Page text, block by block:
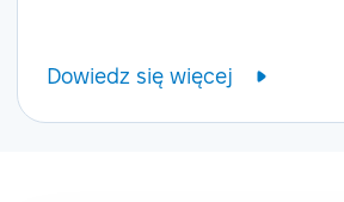
Dowiedz się więcej